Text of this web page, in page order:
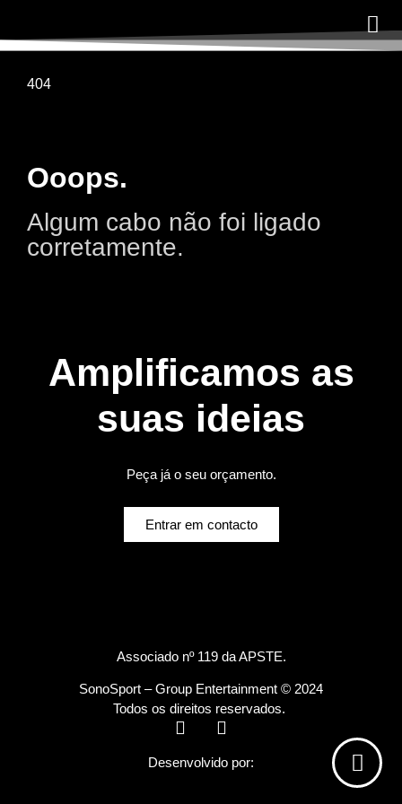
404
Ooops.
Algum cabo não foi ligado
corretamente.
Amplificamos as
suas ideias
Peça já o seu orçamento.
Entrar em contacto
Associado nº 119 daAPSTE.
SonoSport – Group Entertainment © 2024
Todos os direitos reservados.
Desenvolvido por: